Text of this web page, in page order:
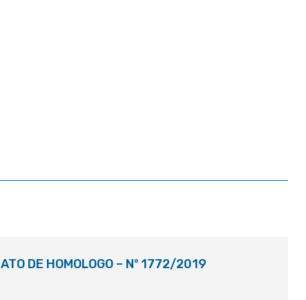
ATO DE HOMOLOGO – Nº 1772/2019